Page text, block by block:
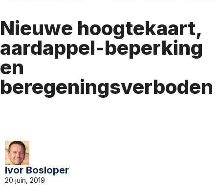
Nieuwe hoogtekaart,
aardappel-beperking
en
beregeningsverboden
Ivor Bosloper
20 juin, 2019